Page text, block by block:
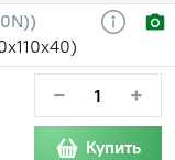
− +
Купить